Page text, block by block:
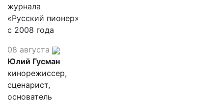
журнала
«Русский пионер»
с 2008 года
08 августа
Юлий Гусман
кинорежиссер,
сценарист,
основатель